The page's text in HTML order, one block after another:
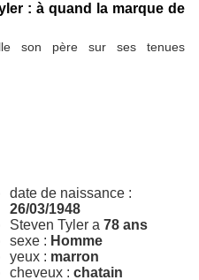
: à quand la marque de
son père sur ses tenues
date de naissance :
26/03/1948
Steven Tyler a 78 ans
sexe : Homme
yeux : marron
cheveux : chatain